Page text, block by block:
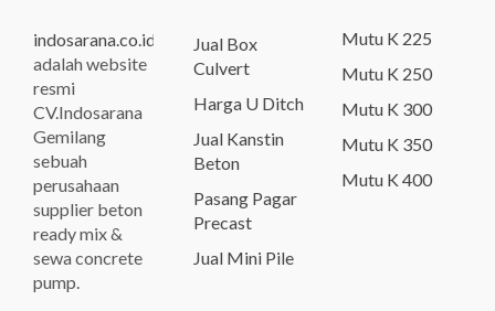
indosarana.co.id
adalah website
resmi
CV.Indosarana
Gemilang
sebuah
perusahaan
supplier beton
ready mix &
sewa concrete
pump.
Jual Box
Culvert
Harga U Ditch
Jual Kanstin
Beton
Pasang Pagar
Precast
Jual Mini Pile
Mutu K 225
Mutu K 250
Mutu K 300
Mutu K 350
Mutu K 400